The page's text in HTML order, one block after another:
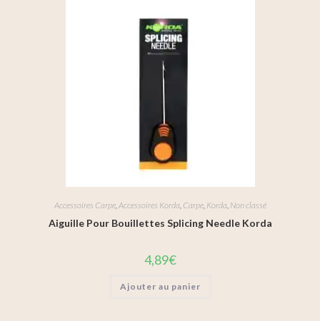
Accessoires Carpe,Accessoires Korda, Carpe, Korda, Non classé
Aiguille Pour Bouillettes Splicing Needle Korda
4,89€
Ajouter au panier